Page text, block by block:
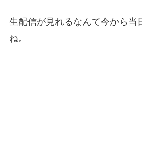
生配信が見れるなんて今から当
ね。